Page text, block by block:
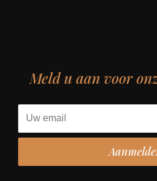
Meld u aan voor